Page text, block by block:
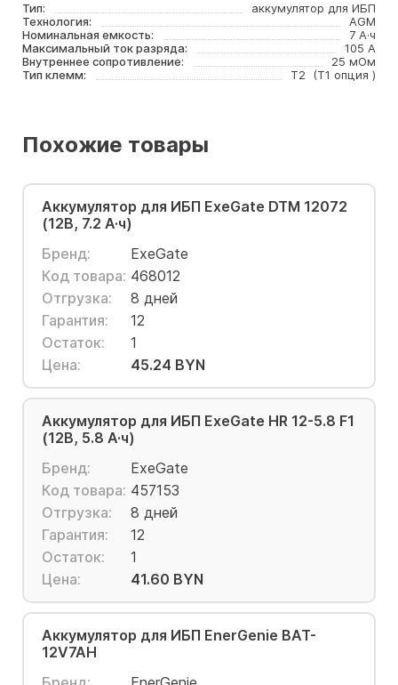
Тип:
аккумулятор для ИБП
Технология:
AGM
Номинальная емкость:
7 А·ч
Максимальный ток разряда:
105 А
Внутреннее сопротивление:
25 мОм
Тип клемм:
T2 (T1 опция )
Похожие товары
Аккумулятор для ИБП ExeGate DTM 12072
(12В, 7.2 А·ч)
Бренд:
ExeGate
Код товара: 468012
Отгрузка:
8 дней
Гарантия:
12
Остаток:
1
Цена:
45.24 BYN
Аккумулятор для ИБП ExeGate HR 12-5.8 F1
(12В, 5.8 А·ч)
Бренд:
ExeGate
Код товара: 457153
Отгрузка:
8 дней
Гарантия:
12
Остаток:
1
Цена:
41.60 BYN
Аккумулятор для ИБП EnerGenie BAT-
12V7AH